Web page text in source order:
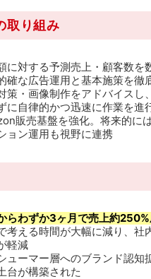
取り組み
に対する予測売上・顧客数を
確な広告運用と基本施策を徹
策・画像制作をアドバイスし
に自律的かつ迅速に作業を進
販売基盤を強化。将来的に
ョン運用も視野に連携
らわずか3ヶ月で売上約
考える時間が大幅に減り、社
軽減
ューマー層へのブランド認知
台が構築された